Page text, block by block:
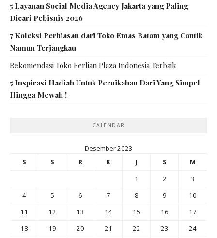
5 Layanan Social Media Agency Jakarta yang Paling
Dicari Pebisnis 2026
7 Koleksi Perhiasan dari Toko Emas Batam yang Cantik
Namun Terjangkau
Rekomendasi Toko Berlian Plaza Indonesia Terbaik
5 Inspirasi Hadiah Untuk Pernikahan Dari Yang Simpel
Hingga Mewah !
CALENDAR
Desember 2023
S
S R K J S
M
1
2
3
4
5 6 7 8 9
10
11
12 13 14 15 16
17
18
19 20 21 22 23
24